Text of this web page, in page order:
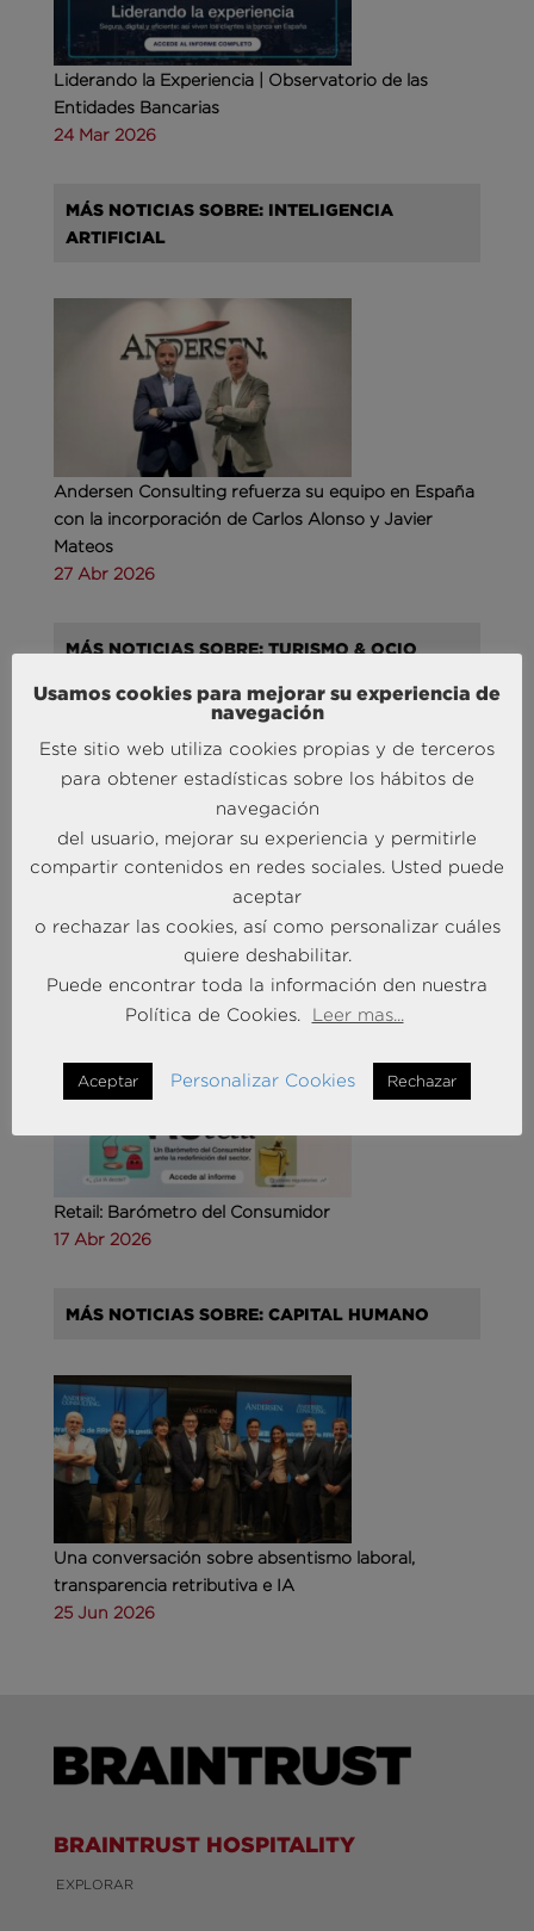
Liderando la Experiencia | Observatorio de las
Entidades Bancarias
24 Mar 2026
MÁS NOTICIAS SOBRE: INTELIGENCIA
ARTIFICIAL
Andersen Consulting refuerza su equipo en España
con la incorporación de Carlos Alonso y Javier
Mateos
27 Abr 2026
MÁS NOTICIAS SOBRE: TURISMO & OCIO
Agencias de viajes: del mostrador al taller de
experiencias
MÁS NOTICIAS SOBRE: CUSTOMER
Retail: Barómetro del Consumidor
17 Abr 2026
MÁS NOTICIAS SOBRE: CAPITAL HUMANO
Una conversación sobre absentismo laboral,
transparencia retributiva e IA
25 Jun 2026
BRAINTRUST HOSPITALITY
EXPLORAR
Usamos cookies para mejorar su experiencia de
navegación
Este sitio web utiliza cookies propias y de terceros
para obtener estadísticas sobre los hábitos de
navegación
del usuario, mejorar su experiencia y permitirle
compartir contenidos en redes sociales. Usted puede
aceptar
o rechazar las cookies, así como personalizar cuáles
quiere deshabilitar.
Puede encontrar toda la información den nuestra
Política de Cookies.
Leer mas...
Aceptar Personalizar Cookies Rechazar